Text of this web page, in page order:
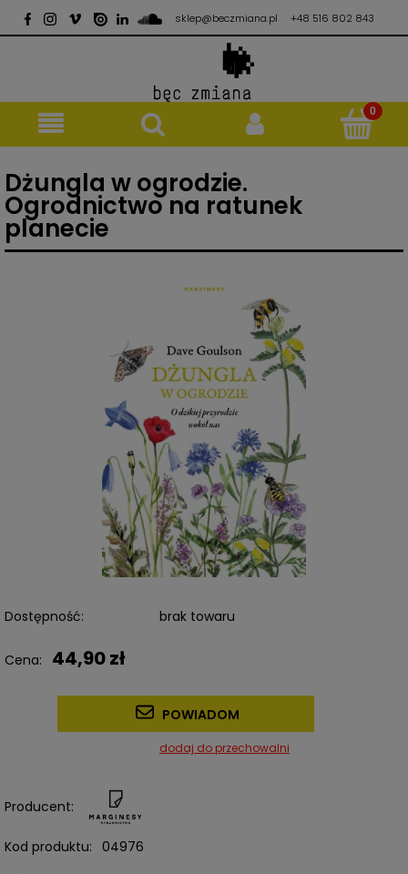
sklep@beczmiana.pl +48 516 802 843
Dżungla w ogrodzie.
Ogrodnictwo na ratunek
planecie
Dostępność: brak towaru
Cena: 44,90 zł
POWIADOM
dodaj do przechowalni
Producent:
Kod produktu: 04976